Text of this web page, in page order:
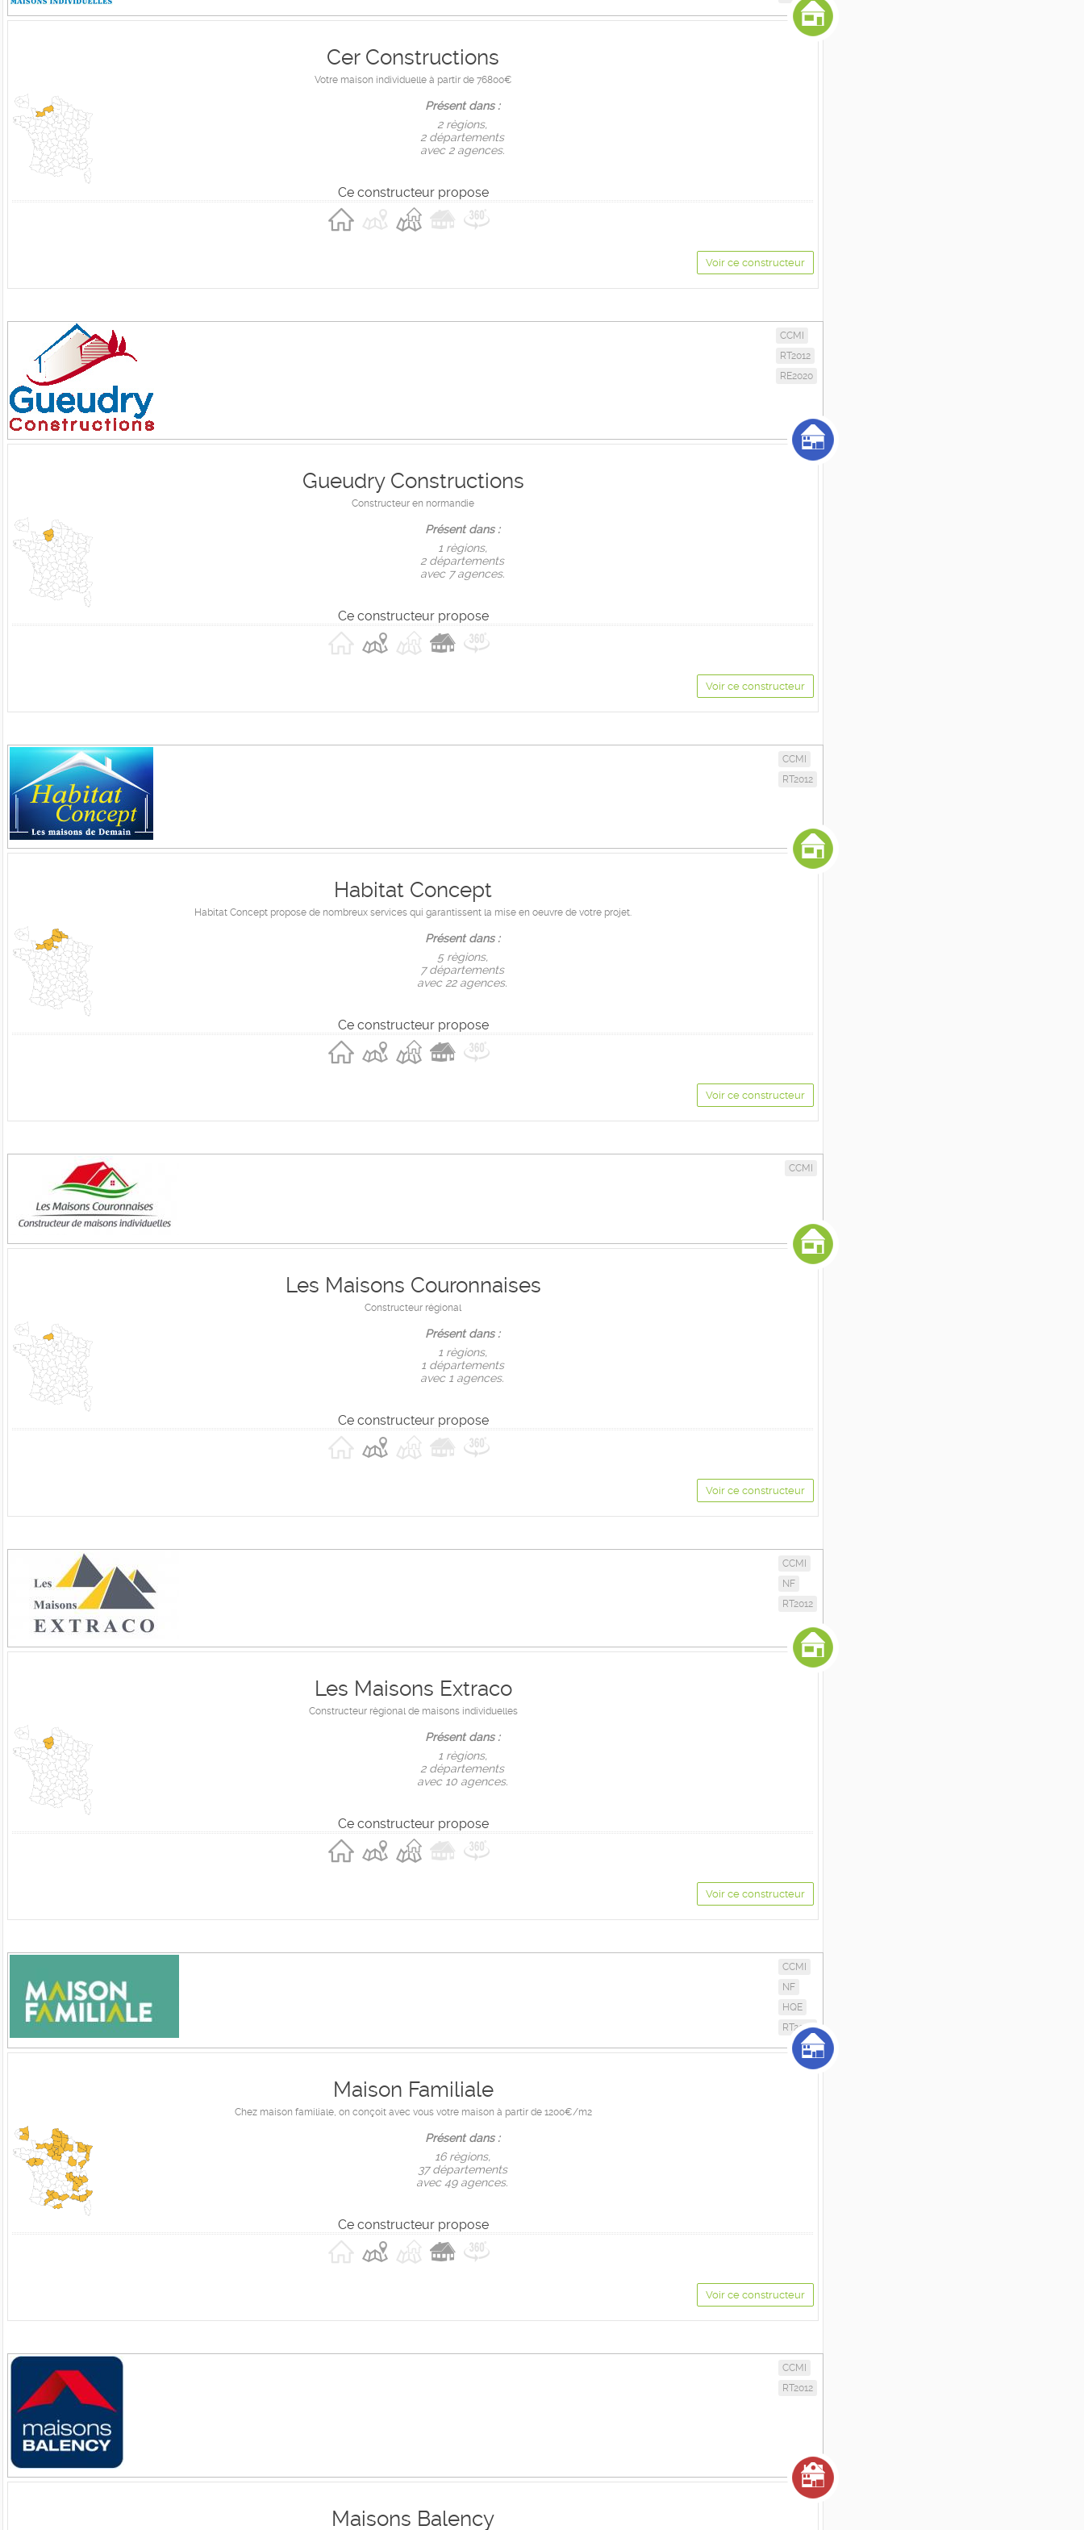
Cer Constructions
Votre maison individuelle à partir de 76800€
Présent dans :
2 règions,
2 départements
avec 2 agences.
Ce constructeur propose
Voir ce constructeur
CCMI
RT2012
RE2020
Gueudry Constructions
Constructeur en normandie
Présent dans :
1 règions,
2 départements
avec 7 agences.
Ce constructeur propose
Voir ce constructeur
CCMI
RT2012
Habitat Concept
Habitat Concept propose de nombreux services qui garantissent la mise en oeuvre de votre projet.
Présent dans :
5 règions,
7 départements
avec 22 agences.
Ce constructeur propose
Voir ce constructeur
CCMI
Les Maisons Couronnaises
Constructeur régional
Présent dans :
1 règions,
1 départements
avec 1 agences.
Ce constructeur propose
Voir ce constructeur
CCMI
NF
RT2012
Les Maisons Extraco
Constructeur règional de maisons individuelles
Présent dans :
1 règions,
2 départements
avec 10 agences.
Ce constructeur propose
Voir ce constructeur
CCMI
NF
HQE
RT2012
Maison Familiale
Chez maison familiale, on conçoit avec vous votre maison à partir de 1200€/m2
Présent dans :
16 règions,
37 départements
avec 49 agences.
Ce constructeur propose
Voir ce constructeur
CCMI
RT2012
Maisons Balency